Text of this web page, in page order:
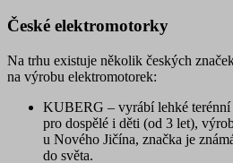
České elektromotorky
Na trhu existuje několik českých
na výrobu elektromotorek:
KUBERG – vyrábí lehké
pro dospělé i děti (od 3 let),
u Nového Jičína, značka je
do světa.